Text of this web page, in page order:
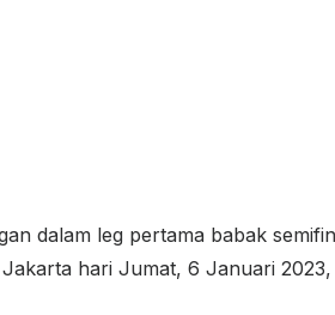
dalam leg pertama babak
hari Jumat, 6 Januari